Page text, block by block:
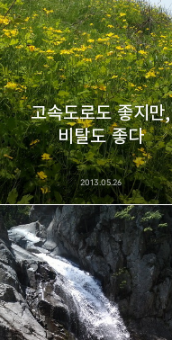
고속도로도 좋지만,
비탈도 좋다
2013.05.26